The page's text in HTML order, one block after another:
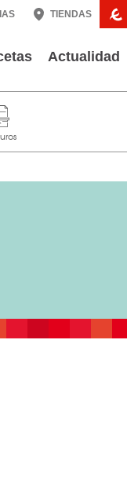
TIENDAS
Actualidad